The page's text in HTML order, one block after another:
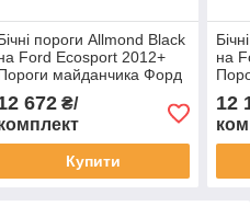
пороги Allmond Black
Ford Ecosport 2012+
майданчика Форд
Екоспорт 2 шт.
672₴/
Купити
на
12